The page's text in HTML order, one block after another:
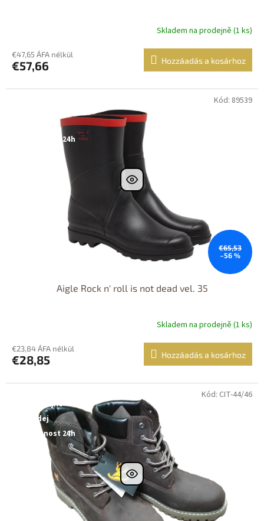
Skladem na prodejně (1 ks)
€47,65 ÁFA nélkül
€57,66 Hozzáadás a kosárhoz
Dostupnost 24h
€65,53
–56 %
Aigle Rock n' roll is not dead vel. 35
Skladem na prodejně (1 ks)
€23,84 ÁFA nélkül
€28,85 Hozzáadás a kosárhoz
Kód: 89539
prodejně
Výprodej
Dostupnost 24h
Kód: CIT-44/46